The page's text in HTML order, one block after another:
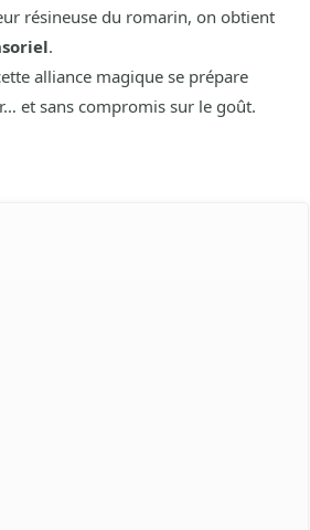
résineuse du romarin, on obtient
.
alliance magique se prépare
et sans compromis sur le goût.